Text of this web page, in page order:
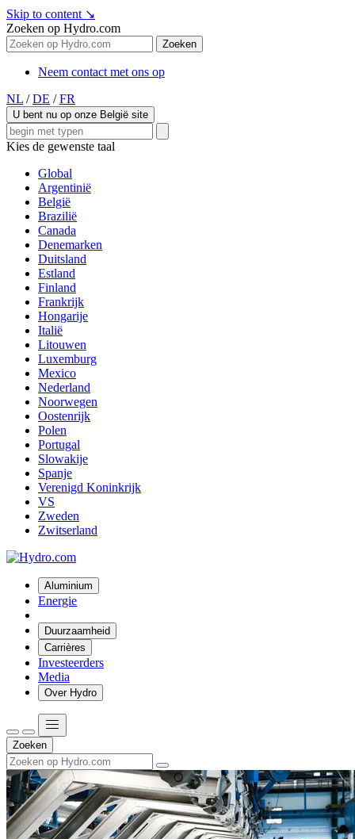
Skip to content ↘
Zoeken op Hydro.com
Zoeken
Neem contact met ons op
NL / DE / FR
U bent nu op onze België site
Kies de gewenste taal
Global
Argentinië
België
Brazilië
Canada
Denemarken
Duitsland
Estland
Finland
Frankrijk
Hongarije
Italië
Litouwen
Luxemburg
Mexico
Nederland
Noorwegen
Oostenrijk
Polen
Portugal
Slowakije
Spanje
Verenigd Koninkrijk
VS
Zweden
Zwitserland
Aluminium
Energie
Duurzaamheid
Carrières
Investeerders
Media
Over Hydro
Zoeken